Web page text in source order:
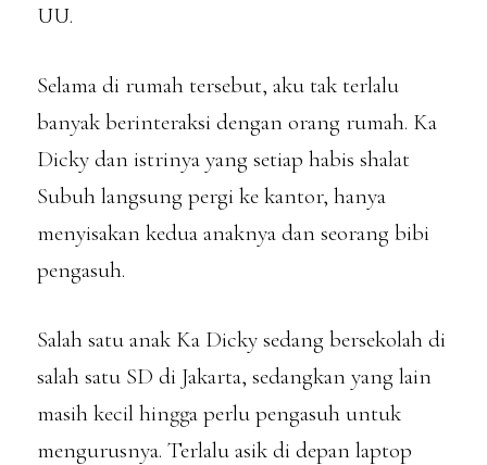
UU.
Selama di rumah tersebut, aku tak terlalu
banyak berinteraksi dengan orang rumah. Ka
Dicky dan istrinya yang setiap habis shalat
Subuh langsung pergi ke kantor, hanya
menyisakan kedua anaknya dan seorang bibi
pengasuh.
Salah satu anak Ka Dicky sedang bersekolah di
salah satu SD di Jakarta, sedangkan yang lain
masih kecil hingga perlu pengasuh untuk
mengurusnya. Terlalu asik di depan laptop